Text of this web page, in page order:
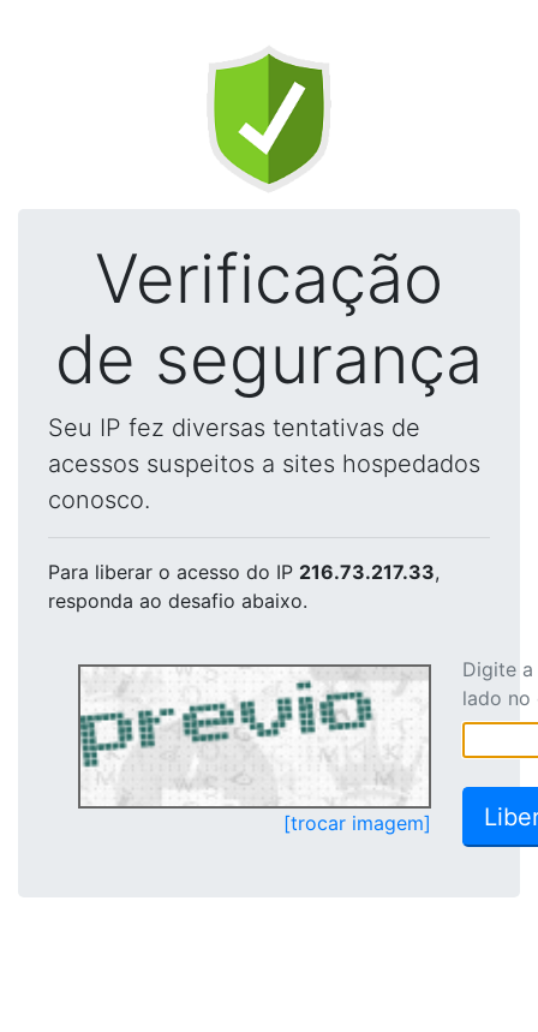
Verificação
de segurança
Seu IP fez diversas tentativas de
acessos suspeitos a sites hospedados
conosco.
Para liberar o acesso do IP 216.73.217.33,
responda ao desafio abaixo.
[trocar imagem]
Digite
lado no